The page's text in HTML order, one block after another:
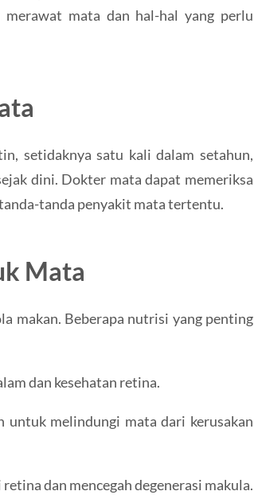
merawat mata dan hal-hal yang perlu
setidaknya satu kali dalam setahun,
dini. Dokter mata dapat memeriksa
tanda penyakit mata tertentu.
Mata
makan. Beberapa nutrisi yang penting
dan kesehatan retina.
untuk melindungi mata dari kerusakan
dan mencegah degenerasi makula.